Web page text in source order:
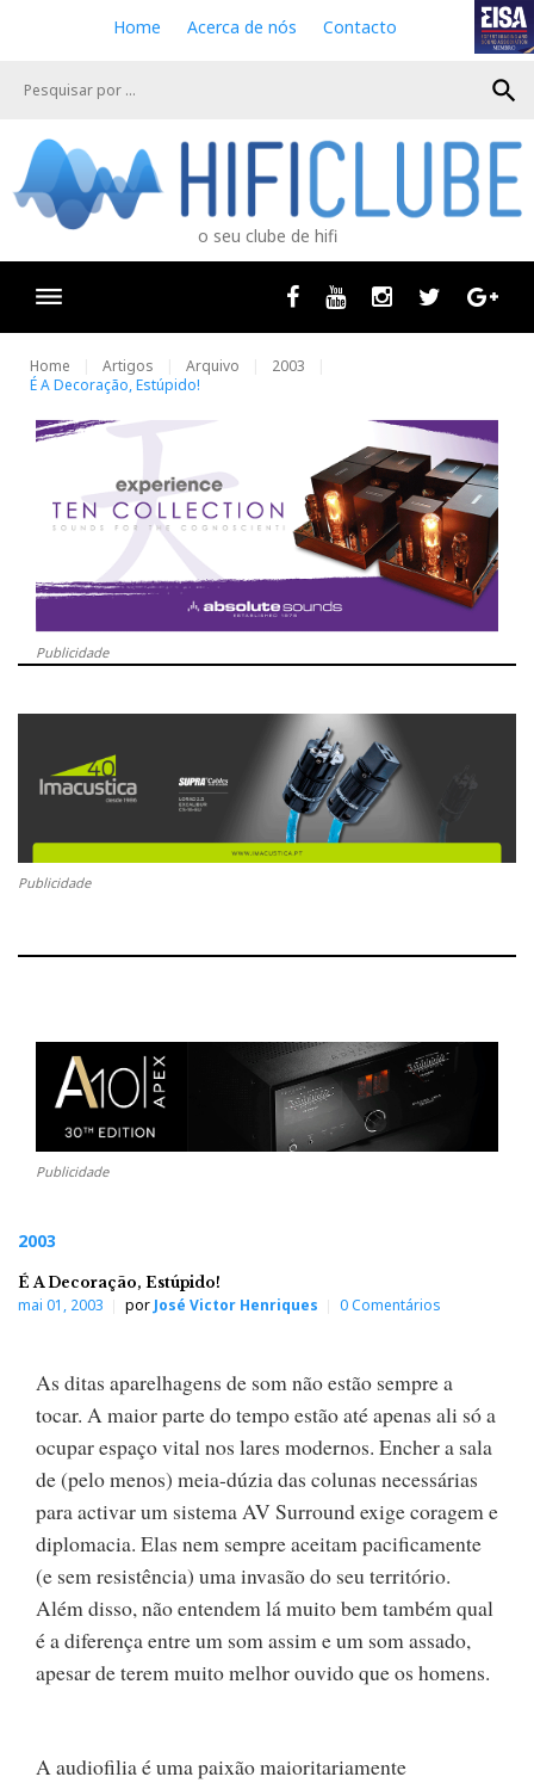
e
Home Acerca de nós Contacto
search
o seu clube de hifi
Facebook
Youtube InstagramTwitter
Home Artigos Arquivo
2003
É A Decoração, Estúpido!
Publicidade
Publicidade
Publicidade
2003
É A Decoração, Estúpido!
mai 01, 2003 por José Victor Henriques 0 Comentários
As ditas aparelhagens de som não estão sempre a
tocar. A maior parte do tempo estão até apenas ali só a
ocupar espaço vital nos lares modernos. Encher a sala
de (pelo menos) meia-dúzia das colunas necessárias
para activar um sistema AV Surround exige coragem e
diplomacia. Elas nem sempre aceitam pacificamente
(e sem resistência) uma invasão do seu território.
Além disso, não entendem lá muito bem também qual
é a diferença entre um som assim e um som assado,
apesar de terem muito melhor ouvido que os homens.
A audiofilia é uma paixão maioritariamente